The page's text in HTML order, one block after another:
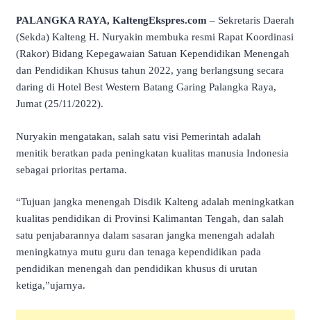
PALANGKA RAYA, KaltengEkspres.com – Sekretaris Daerah
(Sekda) Kalteng H. Nuryakin membuka resmi Rapat Koordinasi
(Rakor) Bidang Kepegawaian Satuan Kependidikan Menengah
dan Pendidikan Khusus tahun 2022, yang berlangsung secara
daring di Hotel Best Western Batang Garing Palangka Raya,
Jumat (25/11/2022).
Nuryakin mengatakan, salah satu visi Pemerintah adalah
menitik beratkan pada peningkatan kualitas manusia Indonesia
sebagai prioritas pertama.
“Tujuan jangka menengah Disdik Kalteng adalah meningkatkan
kualitas pendidikan di Provinsi Kalimantan Tengah, dan salah
satu penjabarannya dalam sasaran jangka menengah adalah
meningkatnya mutu guru dan tenaga kependidikan pada
pendidikan menengah dan pendidikan khusus di urutan
ketiga,”ujarnya.